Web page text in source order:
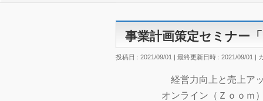
事業計画策定セミナー
投稿日 : 2021/09/01 最終更新日時 : 2021/09/01
経営力向上と売上ア
オンライン（Ｚｏｏｍ